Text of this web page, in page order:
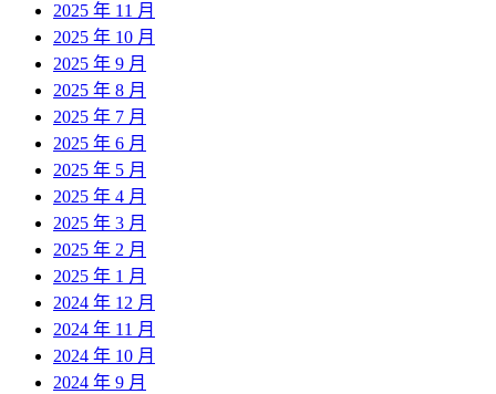
2025 年 11 月
2025 年 10 月
2025 年 9 月
2025 年 8 月
2025 年 7 月
2025 年 6 月
2025 年 5 月
2025 年 4 月
2025 年 3 月
2025 年 2 月
2025 年 1 月
2024 年 12 月
2024 年 11 月
2024 年 10 月
2024 年 9 月